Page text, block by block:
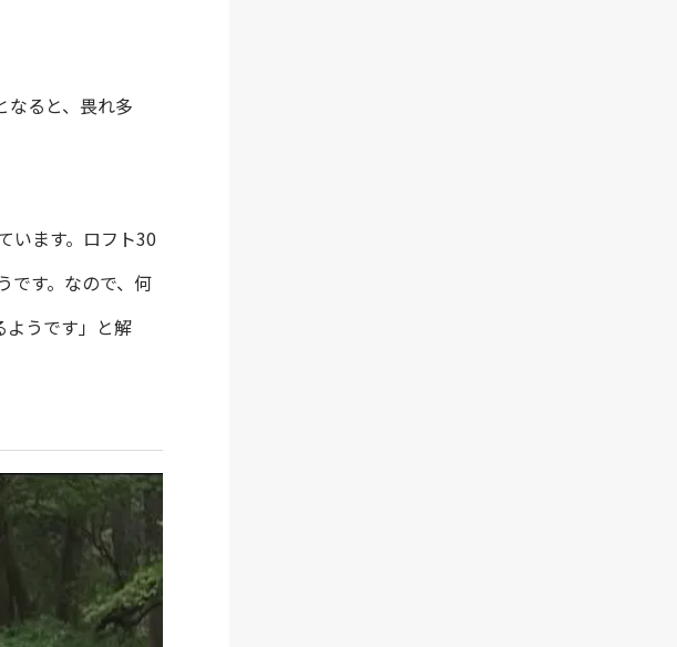
なると、畏れ多
います。ロフト30
です。なので、何
ようです」と解